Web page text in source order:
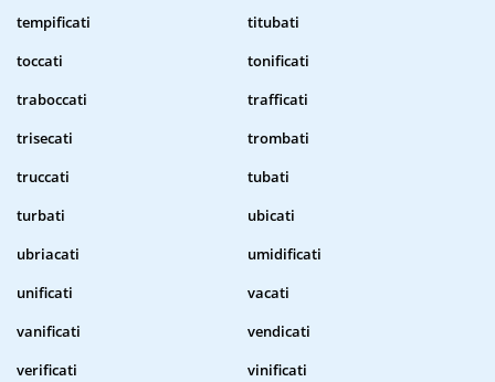
tempificati
titubati
toccati
tonificati
traboccati
trafficati
trisecati
trombati
truccati
tubati
turbati
ubicati
ubriacati
umidificati
unificati
vacati
vanificati
vendicati
verificati
vinificati